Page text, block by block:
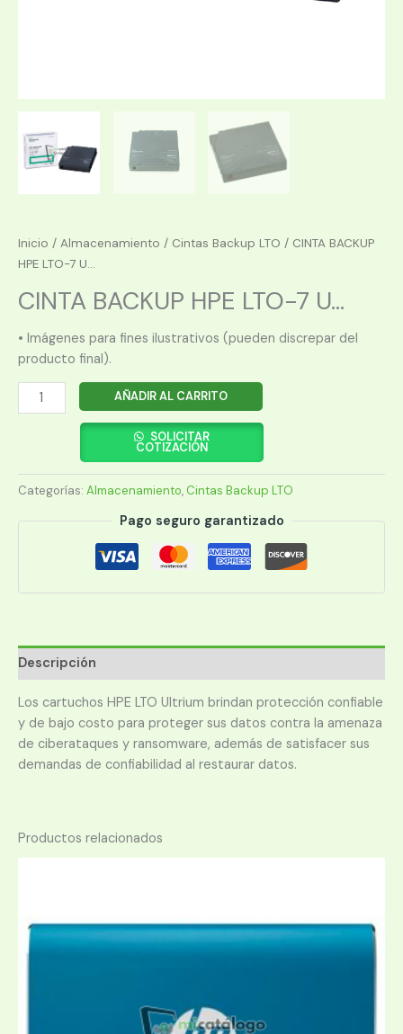
Inicio / Almacenamiento / Cintas Backup LTO / CINTA BACKUP
HPE LTO-7 U...
CINTA BACKUP HPE LTO-7 U...
• Imágenes para fines ilustrativos (pueden discrepar del
producto final).
CINTA
BACKUP
7
ULTRIUM
AÑADIR AL CARRITO
SOLICITAR
COTIZACIÓN
Categorías: Almacenamiento, Cintas Backup LTO
Pago seguro garantizado
Descripción
Los cartuchos HPE LTO Ultrium brindan protección confiable
y de bajo costo para proteger sus datos contra la amenaza
de ciberataques y ransomware, además de satisfacer sus
demandas de confiabilidad al restaurar datos.
Productos relacionados